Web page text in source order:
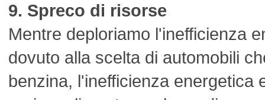
9. Spreco di risorse
Mentre deploriamo l'inefficienza
dovuto alla scelta di automobili
benzina, l'inefficienza energetica